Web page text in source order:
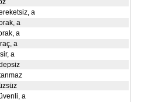
a
a
a
a
a
a